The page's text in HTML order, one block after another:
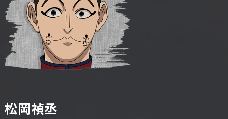
松岡禎丞